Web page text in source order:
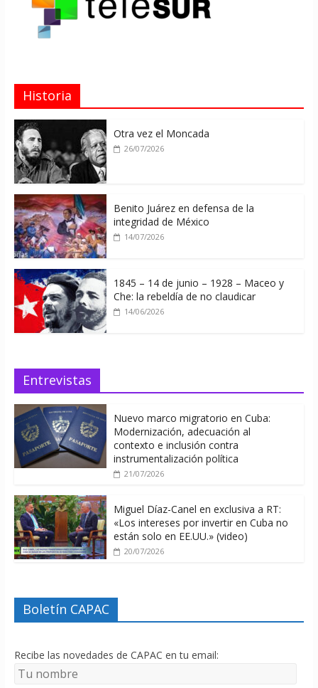
Historia
Otra vez el Moncada
26/07/2026
Benito Juárez en defensa de la
integridad de México
14/07/2026
1845 – 14 de junio – 1928 – Maceo y
Che: la rebeldía de no claudicar
14/06/2026
Entrevistas
Nuevo marco migratorio en Cuba:
Modernización, adecuación al
contexto e inclusión contra
instrumentalización política
21/07/2026
Miguel Díaz-Canel en exclusiva a RT:
«Los intereses por invertir en Cuba no
están solo en EE.UU.» (video)
20/07/2026
Boletín CAPAC
Recibe las novedades de CAPAC en tu email: